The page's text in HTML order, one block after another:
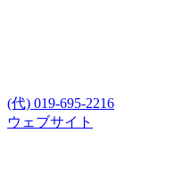
(代) 019-695-2216
ウェブサイト